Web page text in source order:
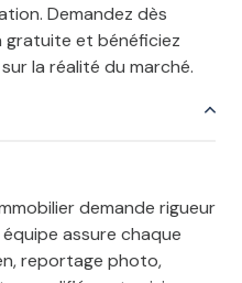
Demandez dès
gratuite et bénéficiez
la réalité du marché.
demande rigueur
assure chaque
reportage photo,